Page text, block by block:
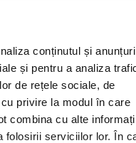
conținutul și
și pentru a analiza
de rețele sociale, de
privire la modul în care
combina cu alte
folosirii serviciilor lor. În